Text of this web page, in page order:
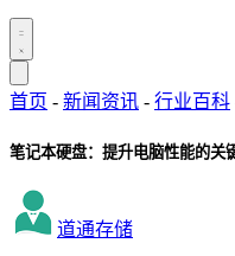
首页 - 新闻资讯 - 行业百科
笔记本硬盘：提升电脑性能的关
道通存储